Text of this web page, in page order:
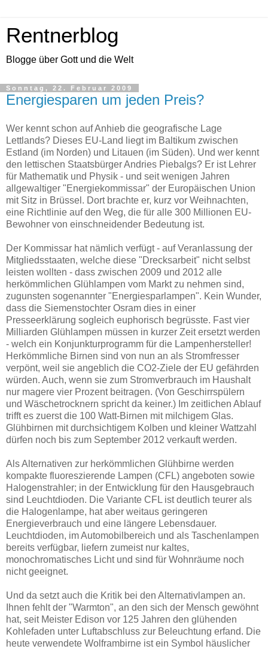
Rentnerblog
Blogge über Gott und die Welt
Sonntag, 22. Februar 2009
Energiesparen um jeden Preis?
Wer kennt schon auf Anhieb die geografische Lage
Lettlands? Dieses EU-Land liegt im Baltikum zwischen
Estland (im Norden) und Litauen (im Süden). Und wer kennt
den lettischen Staatsbürger Andries Piebalgs? Er ist Lehrer
für Mathematik und Physik - und seit wenigen Jahren
allgewaltiger "Energiekommissar" der Europäischen Union
mit Sitz in Brüssel. Dort brachte er, kurz vor Weihnachten,
eine Richtlinie auf den Weg, die für alle 300 Millionen EU-
Bewohner von einschneidender Bedeutung ist.
Der Kommissar hat nämlich verfügt - auf Veranlassung der
Mitgliedsstaaten, welche diese "Drecksarbeit" nicht selbst
leisten wollten - dass zwischen 2009 und 2012 alle
herkömmlichen Glühlampen vom Markt zu nehmen sind,
zugunsten sogenannter "Energiesparlampen". Kein Wunder,
dass die Siemenstochter Osram dies in einer
Presseerklärung sogleich euphorisch begrüsste. Fast vier
Milliarden Glühlampen müssen in kurzer Zeit ersetzt werden
- welch ein Konjunkturprogramm für die Lampenhersteller!
Herkömmliche Birnen sind von nun an als Stromfresser
verpönt, weil sie angeblich die CO2-Ziele der EU gefährden
würden. Auch, wenn sie zum Stromverbrauch im Haushalt
nur magere vier Prozent beitragen. (Von Geschirrspülern
und Wäschetrocknern spricht da keiner.) Im zeitlichen Ablauf
trifft es zuerst die 100 Watt-Birnen mit milchigem Glas.
Glühbirnen mit durchsichtigem Kolben und kleiner Wattzahl
dürfen noch bis zum September 2012 verkauft werden.
Als Alternativen zur herkömmlichen Glühbirne werden
kompakte fluoreszierende Lampen (CFL) angeboten sowie
Halogenstrahler; in der Entwicklung für den Hausgebrauch
sind Leuchtdioden. Die Variante CFL ist deutlich teurer als
die Halogenlampe, hat aber weitaus geringeren
Energieverbrauch und eine längere Lebensdauer.
Leuchtdioden, im Automobilbereich und als Taschenlampen
bereits verfügbar, liefern zumeist nur kaltes,
monochromatisches Licht und sind für Wohnräume noch
nicht geeignet.
Und da setzt auch die Kritik bei den Alternativlampen an.
Ihnen fehlt der "Warmton", an den sich der Mensch gewöhnt
hat, seit Meister Edison vor 125 Jahren den glühenden
Kohlefaden unter Luftabschluss zur Beleuchtung erfand. Die
heute verwendete Wolframbirne ist ein Symbol häuslicher